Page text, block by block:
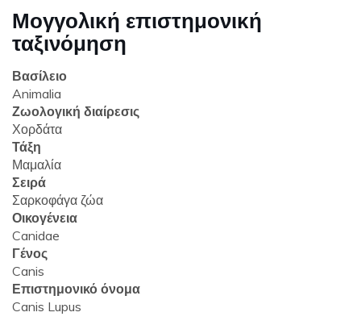
Μογγολική επιστημονική
ταξινόμηση
Βασίλειο
Animalia
Ζωολογική διαίρεσις
Χορδάτα
Τάξη
Μαμαλία
Σειρά
Σαρκοφάγα ζώα
Οικογένεια
Canidae
Γένος
Canis
Επιστημονικό όνομα
Canis Lupus